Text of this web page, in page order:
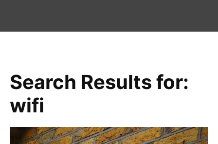
Search Results for:
wifi